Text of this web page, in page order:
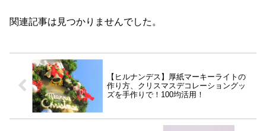
関連記事は見つかりませんでした。
【ヒルナンデス】厚紙マーキーライトの
作り方、クリスマスデコレーショングッ
ズを手作りで！100均活用！